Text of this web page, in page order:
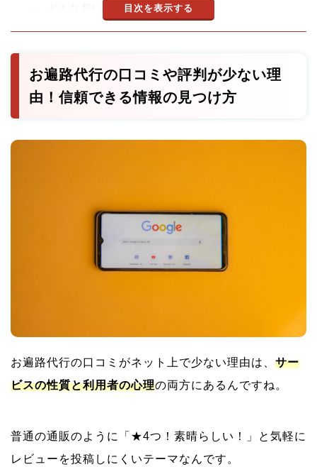
どんな想いで依頼されるのか
依頼後のリアルな感想と心の変化
頼む前の不安とその答え！口コミだけでは伝わらな
い確認ポイント
口コミでは伝わらない確認しておきたいこと
まだ迷っているあなたへ、まずは気軽に相談してみ
目次を表示する
お遍路代行の口コミや評判が少ない理
由！信頼できる情報の見つけ方
お遍路代行の口コミがネット上で少ない理由は、 サー
ビスの性質と利用者の心理の両方にあるんですね。
普通の通販のように「★4つ！素晴らしい！」と気軽に
レビューを投稿しにくいテーマなんです。